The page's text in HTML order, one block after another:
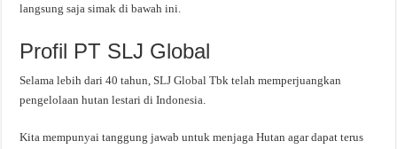
langsung saja simak di bawah ini.
Profil PT SLJ Global
Selama lebih dari 40 tahun, SLJ Global Tbk telah memperjuangkan
pengelolaan hutan lestari di Indonesia.
Kita mempunyai tanggung jawab untuk menjaga Hutan agar dapat terus